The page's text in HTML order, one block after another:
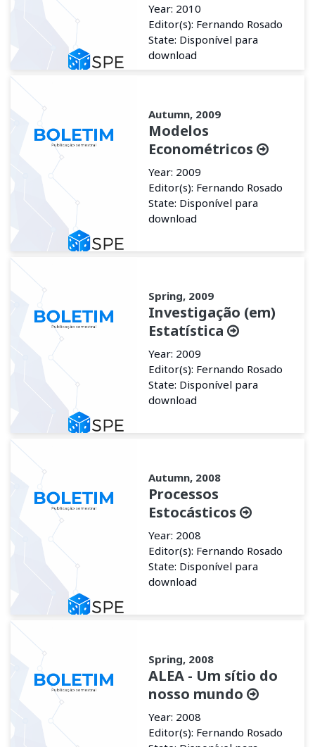
Year: 2010
Editor(s): Fernando Rosado
State: Disponível para
download
Autumn, 2009
Modelos
Econométricos
Year: 2009
Editor(s): Fernando Rosado
State: Disponível para
download
Spring, 2009
Investigação (em)
Estatística
Year: 2009
Editor(s): Fernando Rosado
State: Disponível para
download
Autumn, 2008
Processos
Estocásticos
Year: 2008
Editor(s): Fernando Rosado
State: Disponível para
download
Spring, 2008
ALEA - Um sítio do
nosso mundo
Year: 2008
Editor(s): Fernando Rosado